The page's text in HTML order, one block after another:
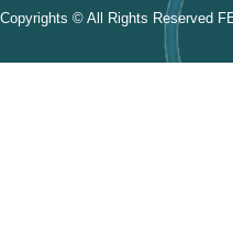
Copyrights © All Rights Reserved